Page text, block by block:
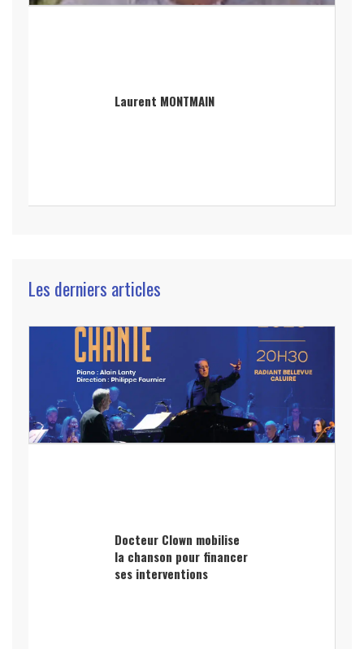
Laurent MONTMAIN
Les derniers articles
Docteur Clown mobilise
la chanson pour financer
ses interventions